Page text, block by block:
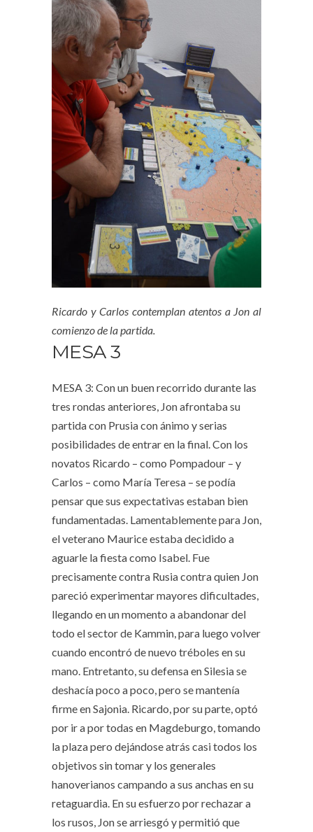
Ricardo y Carlos contemplan atentos a Jon al
comienzo de la partida.
MESA 3
MESA 3: Con un buen recorrido durante las
tres rondas anteriores, Jon afrontaba su
partida con Prusia con ánimo y serias
posibilidades de entrar en la final. Con los
novatos Ricardo – como Pompadour – y
Carlos – como María Teresa – se podía
pensar que sus expectativas estaban bien
fundamentadas. Lamentablemente para Jon,
el veterano Maurice estaba decidido a
aguarle la fiesta como Isabel. Fue
precisamente contra Rusia contra quien Jon
pareció experimentar mayores dificultades,
llegando en un momento a abandonar del
todo el sector de Kammin, para luego volver
cuando encontró de nuevo tréboles en su
mano. Entretanto, su defensa en Silesia se
deshacía poco a poco, pero se mantenía
firme en Sajonia. Ricardo, por su parte, optó
por ir a por todas en Magdeburgo, tomando
la plaza pero dejándose atrás casi todos los
objetivos sin tomar y los generales
hanoverianos campando a sus anchas en su
retaguardia. En su esfuerzo por rechazar a
los rusos, Jon se arriesgó y permitió que